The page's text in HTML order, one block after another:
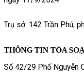
Trụ sở: 142 Trần Phú,
THÔNG TIN TÒA
Số 42/29 Phố Nguyễn